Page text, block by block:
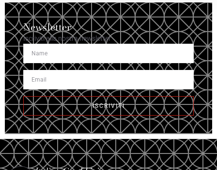
Newsletter
Iscriviti alla nostra newsletter
ISCRIVITI